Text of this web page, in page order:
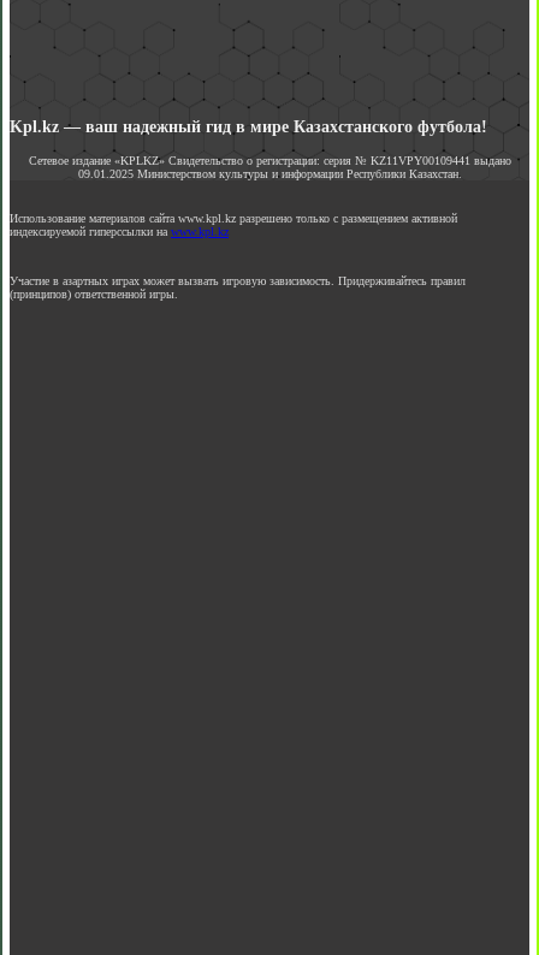
Kpl.kz — ваш надежный гид в мире Казахстанского футбола!
Сетевое издание «KPLKZ» Свидетельство о регистрации: серия № KZ11VPY00109441 выдано
09.01.2025 Министерством культуры и информации Республики Казахстан.
Использование материалов сайта www.kpl.kz разрешено только с размещением активной
индексируемой гиперссылки на www.kpl.kz
Участие в азартных играх может вызвать игровую зависимость. Придерживайтесь правил
(принципов) ответственной игры.